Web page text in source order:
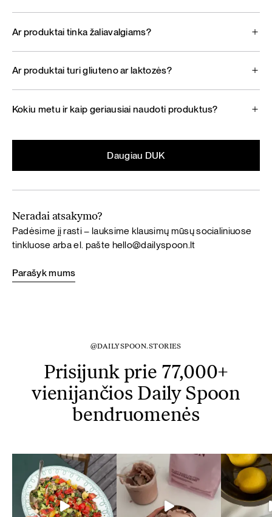
Ar produktai tinka žaliavalgiams?
Ar produktai turi gliuteno ar laktozės?
Kokiu metu ir kaip geriausiai naudoti produktus?
Daugiau DUK
Neradai atsakymo?
Padėsime jį rasti – lauksime klausimų mūsų socialiniuose
tinkluose arba el. pašte hello@dailyspoon.lt
Parašyk mums
@DAILYSPOON.STORIES
Prisijunk prie 77,000+
vienijančios Daily Spoon
bendruomenės